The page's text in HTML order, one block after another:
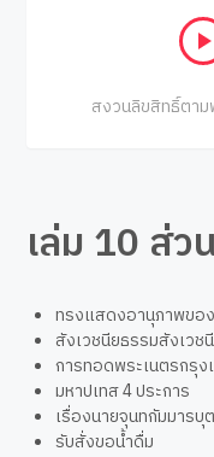
สงวนลิขสิทธิ์ตา
เล่ม 10 ส่ว
ทรงแสดงอานุภาพขอ
สังเวชนียธรรมสังเวช
การทอดพระเนตรกรุ
มหาปเทส 4 ประการ
เรื่องนายจุนทกัมมารบุ
รับสั่งขอน้ำดื่ม